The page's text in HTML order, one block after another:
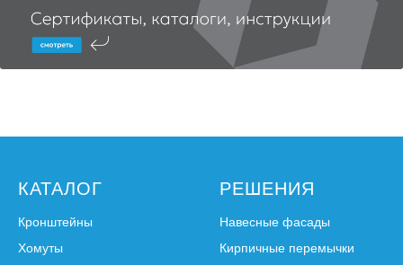
КАТАЛОГ
Кронштейны
Хомуты
РЕШЕНИЯ
Навесные фасады
Кирпичные перемычки